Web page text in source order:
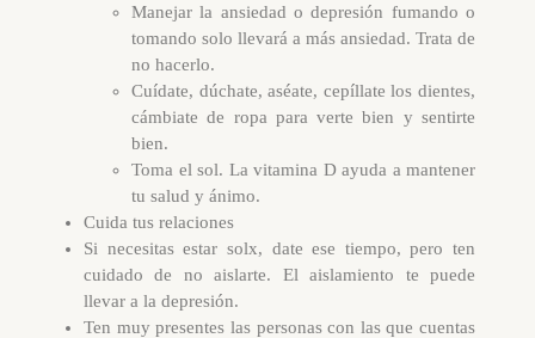
Manejar la ansiedad o depresión fumando o
tomando solo llevará a más ansiedad. Trata de
no hacerlo.
Cuídate, dúchate, aséate, cepíllate los dientes,
cámbiate de ropa para verte bien y sentirte
bien.
Toma el sol. La vitamina D ayuda a mantener
tu salud y ánimo.
Cuida tus relaciones
Si necesitas estar solx, date ese tiempo, pero ten
cuidado de no aislarte. El aislamiento te puede
llevar a la depresión.
Ten muy presentes las personas con las que cuentas